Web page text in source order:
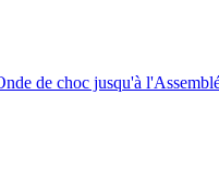
de choc jusqu'à